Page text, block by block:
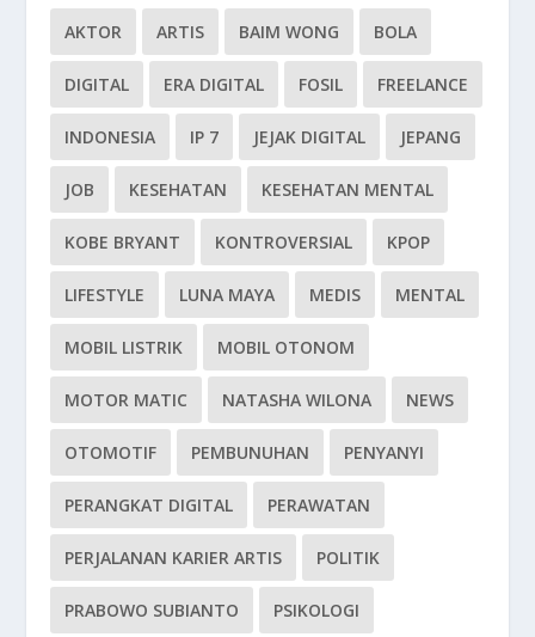
AKTOR ARTIS BAIM WONG BOLA
DIGITAL ERA DIGITAL FOSIL FREELANCE
INDONESIA IP 7 JEJAK DIGITAL JEPANG
JOB KESEHATAN KESEHATAN MENTAL
KOBE BRYANT KONTROVERSIAL KPOP
LIFESTYLE LUNA MAYA MEDIS MENTAL
MOBIL LISTRIK MOBIL OTONOM
MOTOR MATIC NATASHA WILONA NEWS
OTOMOTIF PEMBUNUHAN PENYANYI
PERANGKAT DIGITAL PERAWATAN
PERJALANAN KARIER ARTIS POLITIK
PRABOWO SUBIANTO PSIKOLOGI